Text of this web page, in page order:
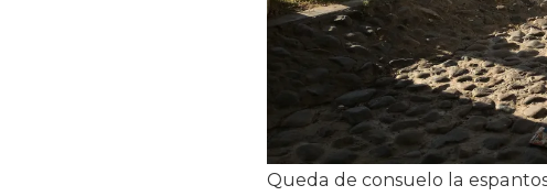
Queda de consuelo la